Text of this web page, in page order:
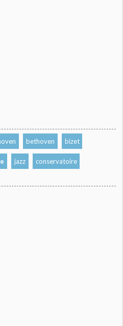
bethoven bizet
jazz conservatoire